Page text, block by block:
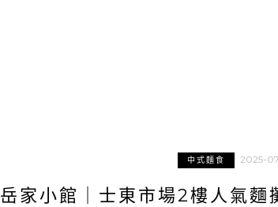
中式麵食 2025-
岳家小館｜士東市場2樓人氣麵